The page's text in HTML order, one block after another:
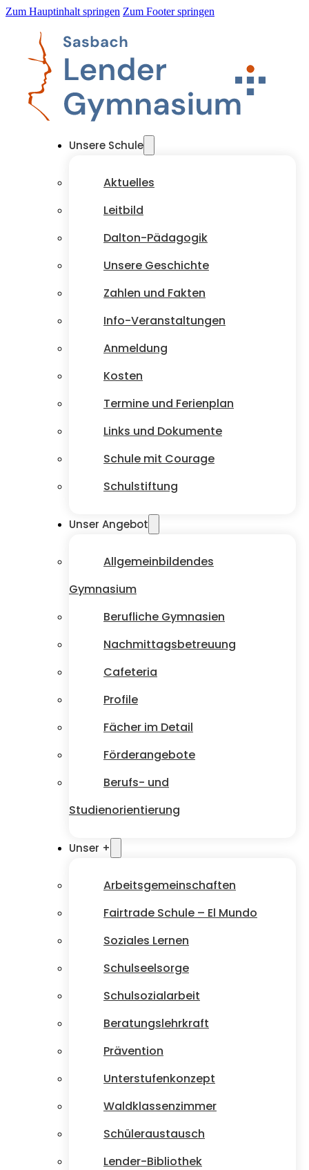
Zum Hauptinhalt springen Zum Footer springen
Unsere Schule
Aktuelles
Leitbild
Dalton-Pädagogik
Unsere Geschichte
Zahlen und Fakten
Info-Veranstaltungen
Anmeldung
Kosten
Termine und Ferienplan
Links und Dokumente
Schule mit Courage
Schulstiftung
Unser Angebot
Allgemeinbildendes
Gymnasium
Berufliche Gymnasien
Nachmittagsbetreuung
Cafeteria
Profile
Fächer im Detail
Förderangebote
Berufs- und
Studienorientierung
Unser +
Arbeitsgemeinschaften
Fairtrade Schule – El Mundo
Soziales Lernen
Schulseelsorge
Schulsozialarbeit
Beratungslehrkraft
Prävention
Unterstufenkonzept
Waldklassenzimmer
Schüleraustausch
Lender-Bibliothek